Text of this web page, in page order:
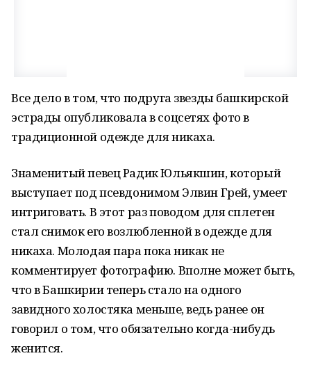
Все дело в том, что подруга звезды башкирской
эстрады опубликовала в соцсетях фото в
традиционной одежде для никаха.
Знаменитый певец Радик Юльякшин, который
выступает под псевдонимом Элвин Грей, умеет
интриговать. В этот раз поводом для сплетен
стал снимок его возлюбленной в одежде для
никаха. Молодая пара пока никак не
комментирует фотографию. Вполне может быть,
что в Башкирии теперь стало на одного
завидного холостяка меньше, ведь ранее он
говорил о том, что обязательно когда-нибудь
женится.